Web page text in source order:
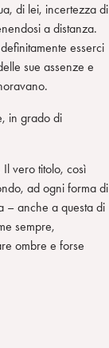
di lei, incertezza di
a distanza.
esserci
sue assenze e
in grado di
Il vero titolo, così
ad ogni forma di
– anche a questa di
sempre,
ombre e forse